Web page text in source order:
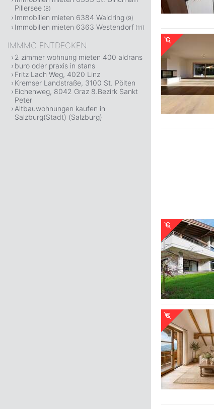
Pillersee (8)
Immobilien mieten 6384 Waidring (9)
Immobilien mieten 6363 Westendorf (11)
IMMMO ENTDECKEN
2 zimmer wohnung mieten 400 aldrans
buro oder praxis in stans
Fritz Lach Weg, 4020 Linz
Kremser Landstraße, 3100 St. Pölten
Eichenweg, 8042 Graz 8.Bezirk Sankt
Peter
Altbauwohnungen kaufen in
Salzburg(Stadt) (Salzburg)